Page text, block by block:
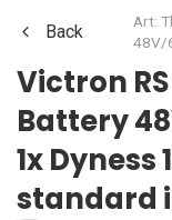
Back
Art:
48V/
Victron
Battery
1x Dyness
standard